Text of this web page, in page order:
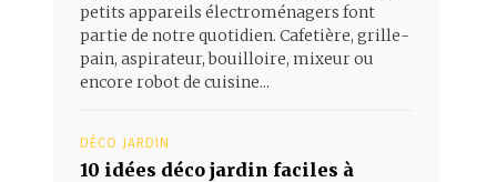
petits appareils électroménagers font
partie de notre quotidien. Cafetière, grille-
pain, aspirateur, bouilloire, mixeur ou
encore robot de cuisine...
DÉCO JARDIN
10 idées déco jardin faciles à